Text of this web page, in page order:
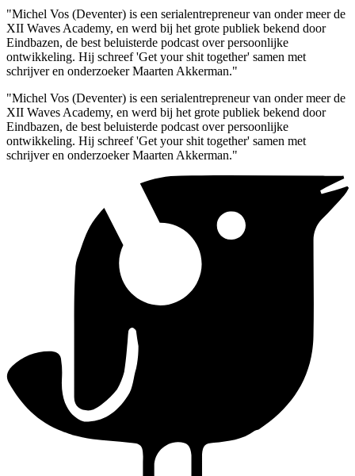
"Michel Vos (Deventer) is een serialentrepreneur van onder meer de
XII Waves Academy, en werd bij het grote publiek bekend door
Eindbazen, de best beluisterde podcast over persoonlijke
ontwikkeling. Hij schreef 'Get your shit together' samen met
schrijver en onderzoeker Maarten Akkerman."
"Michel Vos (Deventer) is een serialentrepreneur van onder meer de
XII Waves Academy, en werd bij het grote publiek bekend door
Eindbazen, de best beluisterde podcast over persoonlijke
ontwikkeling. Hij schreef 'Get your shit together' samen met
schrijver en onderzoeker Maarten Akkerman."